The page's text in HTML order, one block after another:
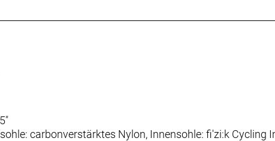
carbonverstärktes Nylon, Innensohle: fi'zi:k Cycling